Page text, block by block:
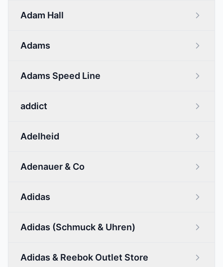
Adam Hall
Adams
Adams Speed Line
addict
Adelheid
Adenauer & Co
Adidas
Adidas (Schmuck & Uhren)
Adidas & Reebok Outlet Store